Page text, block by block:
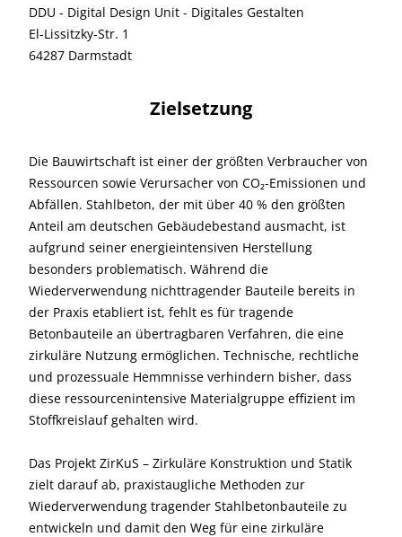
DDU - Digital Design Unit - Digitales Gestalten
El-Lissitzky-Str. 1
64287 Darmstadt
Zielsetzung
Die Bauwirtschaft ist einer der größten Verbraucher von
Ressourcen sowie Verursacher von CO₂-Emissionen und
Abfällen. Stahlbeton, der mit über 40 % den größten
Anteil am deutschen Gebäudebestand ausmacht, ist
aufgrund seiner energieintensiven Herstellung
besonders problematisch. Während die
Wiederverwendung nichttragender Bauteile bereits in
der Praxis etabliert ist, fehlt es für tragende
Betonbauteile an übertragbaren Verfahren, die eine
zirkuläre Nutzung ermöglichen. Technische, rechtliche
und prozessuale Hemmnisse verhindern bisher, dass
diese ressourcenintensive Materialgruppe effizient im
Stoffkreislauf gehalten wird.
Das Projekt ZirKuS – Zirkuläre Konstruktion und Statik
zielt darauf ab, praxistaugliche Methoden zur
Wiederverwendung tragender Stahlbetonbauteile zu
entwickeln und damit den Weg für eine zirkuläre